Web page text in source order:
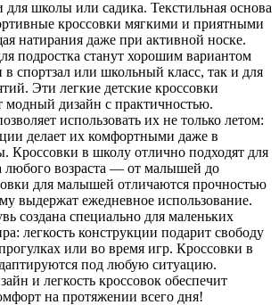
для школы или садика. Текстильная основа
кроссовки мягкими и приятными
натирания даже при активной носке.
подростка станут хорошим вариантом
спортзал или школьный класс, так и для
Эти легкие детские кроссовки
модный дизайн с практичностью.
использовать их не только летом:
делает их комфортными даже в
Кроссовки в школу отлично подходят для
любого возраста — от малышей до
для малышей отличаются прочностью
выдержат ежедневное использование.
создана специально для маленьких
легкость конструкции подарит свободу
или во время игр. Кроссовки в
под любую ситуацию.
и легкость кроссовок обеспечит
на протяжении всего дня!